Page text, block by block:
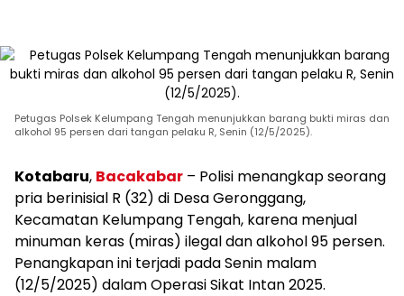
Petugas Polsek Kelumpang Tengah menunjukkan barang bukti miras dan
alkohol 95 persen dari tangan pelaku R, Senin (12/5/2025).
Kotabaru, Bacakabar – Polisi menangkap seorang
pria berinisial R (32) di Desa Geronggang,
Kecamatan Kelumpang Tengah, karena menjual
minuman keras (miras) ilegal dan alkohol 95 persen.
Penangkapan ini terjadi pada Senin malam
(12/5/2025) dalam Operasi Sikat Intan 2025.